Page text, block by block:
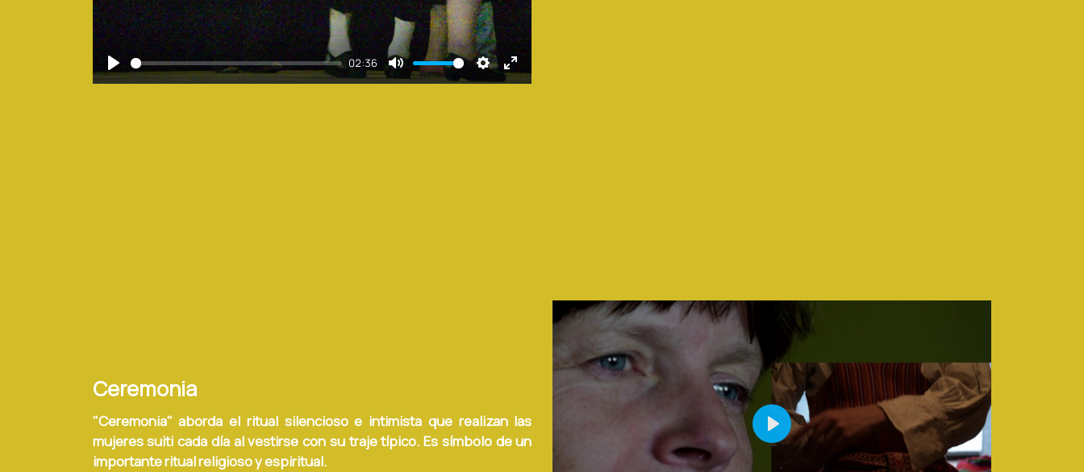
Play
02:36
Mute Settings
Enter
Play
Ceremonia
"Ceremonia" aborda el ritual silencioso e intimista que realizan las
mujeres suiti cada día al vestirse con su traje típico. Es símbolo de un
importante ritual religioso y espiritual.